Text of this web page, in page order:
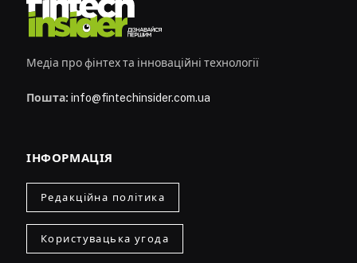
Медіа про фінтех та інноваційні технології
Пошта: info@fintechinsider.com.ua
ІНФОРМАЦІЯ
Редакційна політика
Користувацька угода